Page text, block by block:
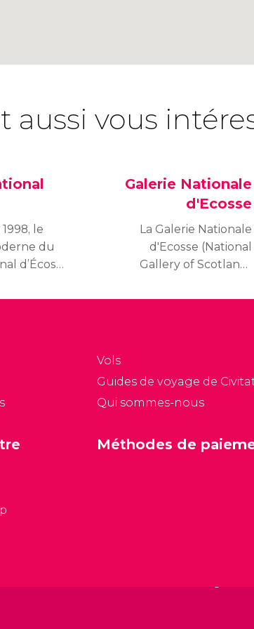
aussi vous
le
du
d’Écosse
une
Galerie Nationale
d'Ecosse
La Galerie Nationale
d'Ecosse (National
Gallery of Scotland)
occidentales depuis la
Vols
Guides de voyage de
Qui sommes-nous
Méthodes de